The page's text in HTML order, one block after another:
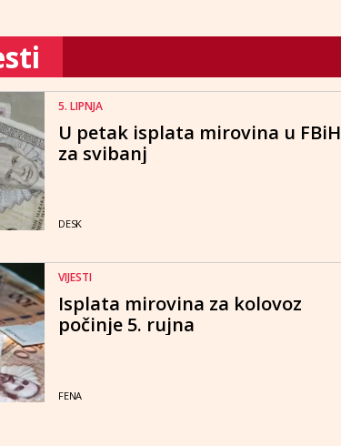
5. LIPNJA
U petak isplata mirovina u FBiH
za svibanj
DESK
VIJESTI
Isplata mirovina za kolovoz
počinje 5. rujna
FENA